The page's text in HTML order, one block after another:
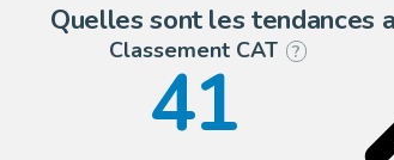
Quelles sont les tendances
Classement CAT ?
41